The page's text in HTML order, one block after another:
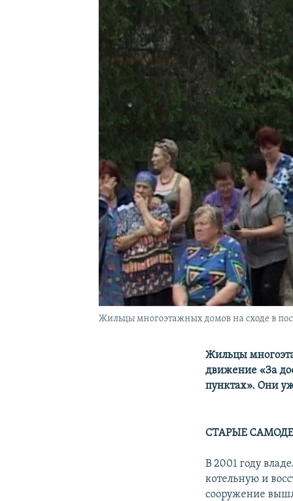
Жильцы многоэтажных домов на сходе в
Жильцы
движение «За
пунктах». Они
СТАРЫЕ
В 2001 году
котельную и
сооружение